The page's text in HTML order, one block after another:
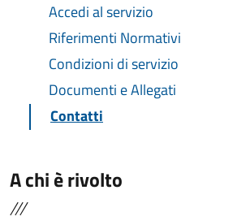
Accedi al servizio
Riferimenti Normativi
Condizioni di servizio
Documenti e Allegati
Contatti
A chi è rivolto
///